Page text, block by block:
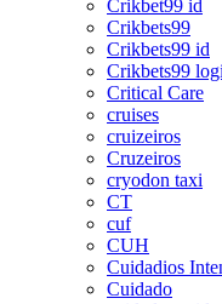
Crikbet99 id
Crikbets99
Crikbets99 id
Crikbets99
Critical Care
cruises
cruizeiros
Cruzeiros
cryodon taxi
CT
cuf
CUH
Cuidadios
Cuidado